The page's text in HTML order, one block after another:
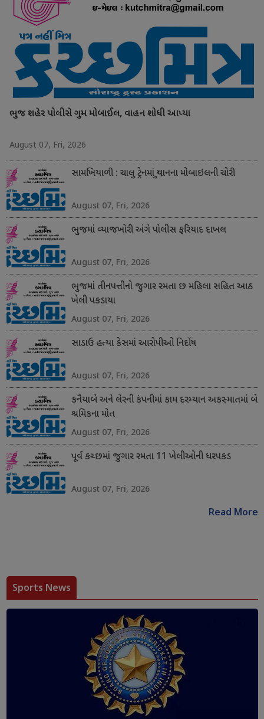
ભુજ શહેર પોલીસે ગુમ મોબાઈલ, વાહન શોધી આપ્યા
August 07, Fri, 2026
સામખિયાળી : ચાલુ ટ્રેનમાં યુવાનના મોબાઇલની ચોરી
August 07, Fri, 2026
ભુજમાં વ્યાજખોરી અંગે પોલીસ ફરિયાદ દાખલ
August 07, Fri, 2026
ભુજમાં તીનપત્તીનો જુગાર રમતા છ મહિલા સહિત આઠ
ખેલી પકડાયા
August 07, Fri, 2026
સાડાઉ હત્યા કેસમાં આરોપીઓ નિર્દોષ
August 07, Fri, 2026
કનૈયાબે અને લેરની કંપનીમાં કામ દરમ્યાન અકસ્માતમાં બે
શ્રમિકના મોત
August 07, Fri, 2026
પૂર્વ કચ્છમાં જુગાર રમતા 11 ખેલીઓની ધરપકડ
August 07, Fri, 2026
Read More
Sports News